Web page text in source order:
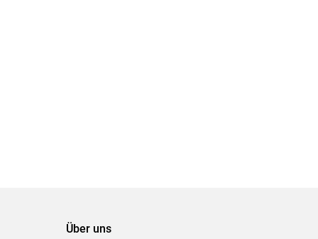
Über uns